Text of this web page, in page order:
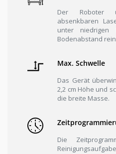
Der Roboter
absenkbaren
unter
Bodenabstand
Max. Schwelle
Das Gerät
2,2 cm Höhe und
die breite Masse.
Die